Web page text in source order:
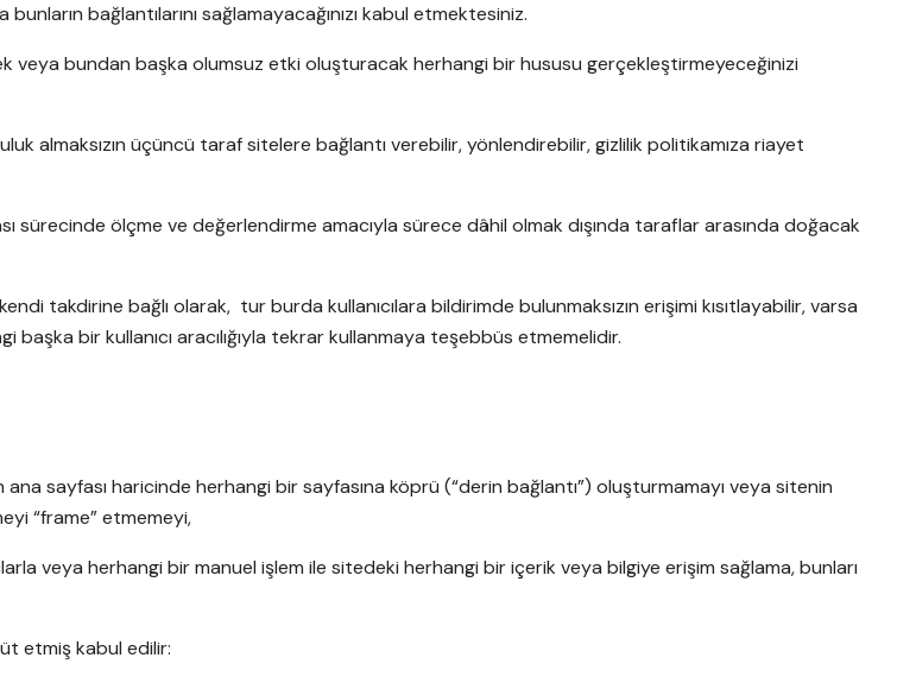
bağlantılarını sağlamayacağınızı kabul etmektesiniz.
veya bundan başka olumsuz etki oluşturacak herhangi bir hususu gerçekleştirmeyeceğinizi
almaksızın üçüncü taraf sitelere bağlantı verebilir, yönlendirebilir, gizlilik politikamıza riayet
sürecinde ölçme ve değerlendirme amacıyla sürece dâhil olmak dışında taraflar arasında doğacak
takdirine bağlı olarak, tur burda kullanıcılara bildirimde bulunmaksızın erişimi kısıtlayabilir, varsa
başka bir kullanıcı aracılığıyla tekrar kullanmaya teşebbüs etmemelidir.
sayfası haricinde herhangi bir sayfasına köprü (“derin bağlantı”) oluşturmamayı veya sitenin
“frame” etmemeyi,
veya herhangi bir manuel işlem ile sitedeki herhangi bir içerik veya bilgiye erişim sağlama, bunları
etmiş kabul edilir: